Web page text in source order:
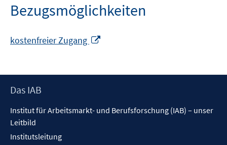
Bezugsmöglichkeiten
kostenfreier Zugang
öffnen
Footer
Das IAB
Institut für Arbeitsmarkt- und Berufsforschung (IAB) – unser
Leitbild
Institutsleitung